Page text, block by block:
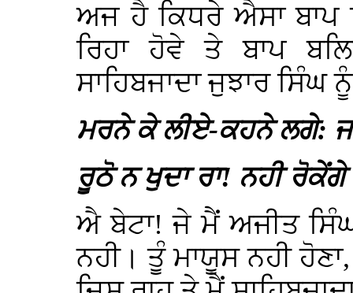
ਅਜ ਹੈ ਕਿਧਰੇ ਐਸਾ
ਰਿਹਾ ਹੋਵੇ ਤੇ ਬਾਪ
ਸਾਹਿਬਜਾਦਾ ਜੁਝਾਰ ਸਿੰਘ
ਮਰਨੇ ਕੇ ਲੀਏ-ਕਹਨੇ ਲਗੇ:
ਰੂਠੋ ਨ ਖੁਦਾ ਰਾ! ਨਹੀ
ਐ ਬੇਟਾ! ਜੇ ਮੈਂ ਅਜੀਤ
ਨਹੀ। ਤੂੰ ਮਾਯੂਸ ਨਹੀ